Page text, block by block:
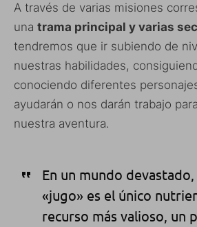
A través de varias misiones
una trama principal y varias
tendremos que ir subiendo de
nuestras habilidades,
conociendo diferentes
ayudarán o nos darán trabajo
nuestra aventura.
En un mundo
«jugo» es el único
recurso más valioso, un